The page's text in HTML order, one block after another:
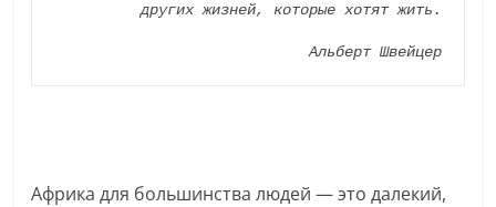
других жизней, которые хотят жить.
Альберт Швейцер
Африка для большинства людей — это далекий,